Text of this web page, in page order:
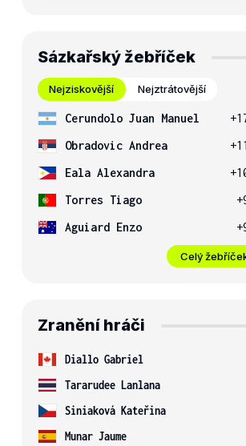
Sázkařský žebříček
Nejziskovější Nejztrátovější
Cerundolo Juan Manuel
Obradovic Andrea
Eala Alexandra
Torres Tiago
Aguiard Enzo
Celý
Zranění hráči
Diallo Gabriel
Tararudee Lanlana
Siniaková Kateřina
Munar Jaume